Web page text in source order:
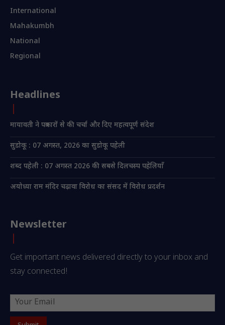
International
Mahakumbh
National
Regional
Headlines
मायावती ने पत्रकारों से की चर्चा और दिए महत्वपूर्ण संदेश
सुडोकू : 07 अगस्त, 2026 का सुडोकू पहेली
शब्द पहेली : 07 अगस्त 2026 की सबसे दिलचस्प पहेलियाँ
अयोध्या राम मंदिर चढ़ावा विरोध का संसद में विरोध प्रदर्शन
Newsletter
Get important news delivered directly to your inbox and
stay connected!